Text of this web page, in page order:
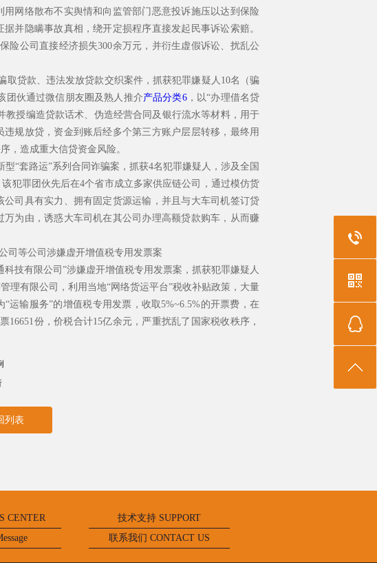
网络散布不实舆情和向监管部门恶意投诉施压以达到保险
并隐瞒事故真相，绕开定损程序直接发起民事诉讼索赔。
险公司直接经济损失300余万元，并衍生虚假诉讼、扰乱公
贷款、违法发放贷款交织案件，抓获犯罪嫌疑人10名（骗
团伙通过微信朋友圈及熟人推介产品分类6，以“办理借名贷
教授编造贷款话术、伪造经营合同及银行流水等材料，用于
规放贷，资金到账后经多个第三方账户层层转移，最终用
，造成重大信贷资金风险。
套路运”系列合同诈骗案，抓获4名犯罪嫌疑人，涉及全国
犯罪团伙先后在4个省市成立多家供应链公司，通过模仿货
司具有实力、拥有固定货源运输，并且与大车司机签订贷
为由，诱惑大车司机在其公司办理高额贷款购车，从而赚
等公司涉嫌虚开增值税专用发票案
技有限公司”涉嫌虚开增值税专用发票案，抓获犯罪嫌疑人
理有限公司，利用当地“网络货运平台”税收补贴政策，大量
运输服务”的增值税专用发票，收取5%~6.5%的开票费，在
份，价税合计15亿余元，严重扰乱了国家税收秩序，
列表
CENTER
技术支持 SUPPORT
联系我们 CONTACT US